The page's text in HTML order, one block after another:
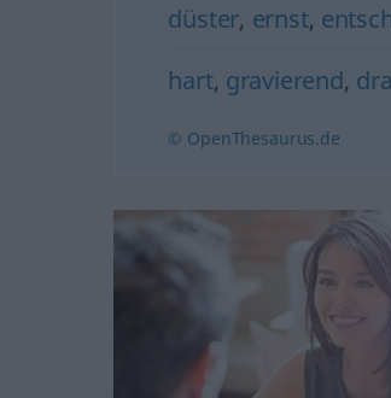
düster, ernst,
hart, gravierend,
© OpenThesaurus.de